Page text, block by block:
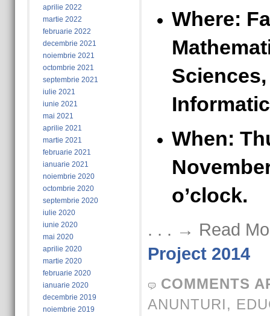
aprilie 2022
martie 2022
februarie 2022
decembrie 2021
noiembrie 2021
octombrie 2021
septembrie 2021
iulie 2021
iunie 2021
mai 2021
aprilie 2021
martie 2021
februarie 2021
ianuarie 2021
noiembrie 2020
octombrie 2020
septembrie 2020
iulie 2020
iunie 2020
mai 2020
aprilie 2020
martie 2020
februarie 2020
ianuarie 2020
decembrie 2019
noiembrie 2019
Where:
When:
o’clock.
. . . → Read
Project 2014
COMMENTS
ANUNTURI,